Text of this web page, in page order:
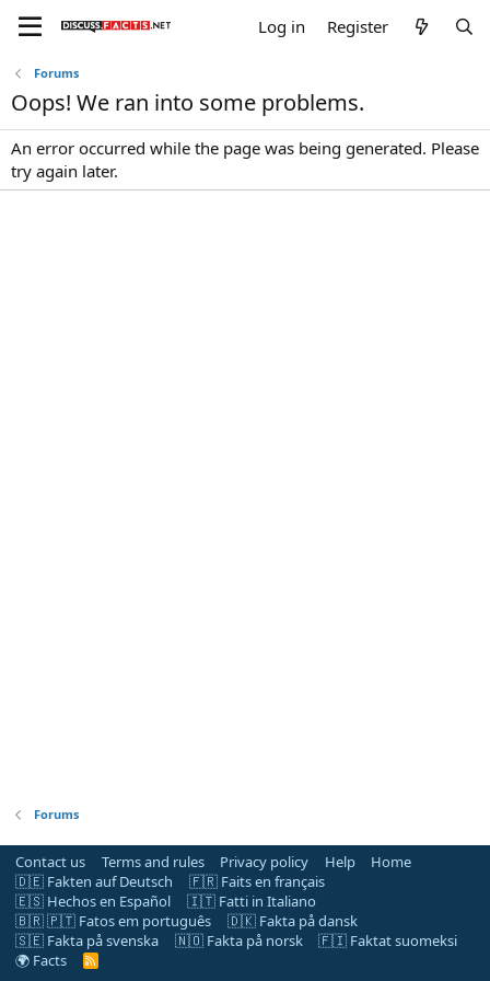
Log in Register
Forums
Oops! We ran into some problems.
An error occurred while the page was being generated. Please
try again later.
Forums
Contact us Terms and rules Privacy policy Help
Home
🇩🇪 Fakten auf Deutsch
🇫🇷 Faits en français
🇪🇸 Hechos en Español
🇮🇹 Fatti in Italiano
🇧🇷 🇵🇹 Fatos em português
🇩🇰 Fakta på dansk
🇸🇪 Fakta på svenska
🇳🇴 Fakta på norsk
🇫🇮 Faktat suomeksi
🌍 Facts
R